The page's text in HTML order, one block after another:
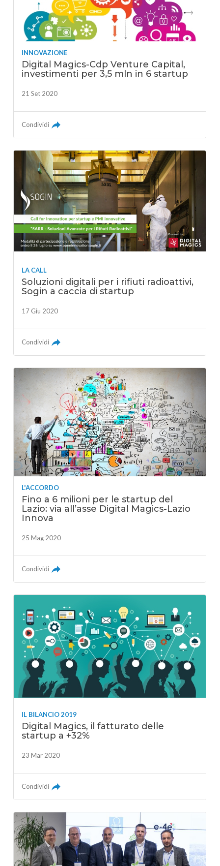
INNOVAZIONE
Digital Magics-Cdp Venture Capital,
investimenti per 3,5 mln in 6 startup
21 Set 2020
Condividi
LA CALL
Soluzioni digitali per i rifiuti radioattivi,
Sogin a caccia di startup
17 Giu 2020
Condividi
L'ACCORDO
Fino a 6 milioni per le startup del
Lazio: via all’asse Digital Magics-Lazio
Innova
25 Mag 2020
Condividi
IL BILANCIO 2019
Digital Magics, il fatturato delle
startup a +32%
23 Mar 2020
Condividi